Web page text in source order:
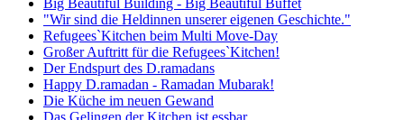
Big Beautiful Building - Big Beautiful Buffet
"Wir sind die Heldinnen unserer eigenen Geschichte."
Refugees`Kitchen beim Multi Move-Day
Großer Auftritt für die Refugees`Kitchen!
Der Endspurt des D.ramadans
Happy D.ramadan - Ramadan Mubarak!
Die Küche im neuen Gewand
Das Gelingen der Kitchen ist essbar